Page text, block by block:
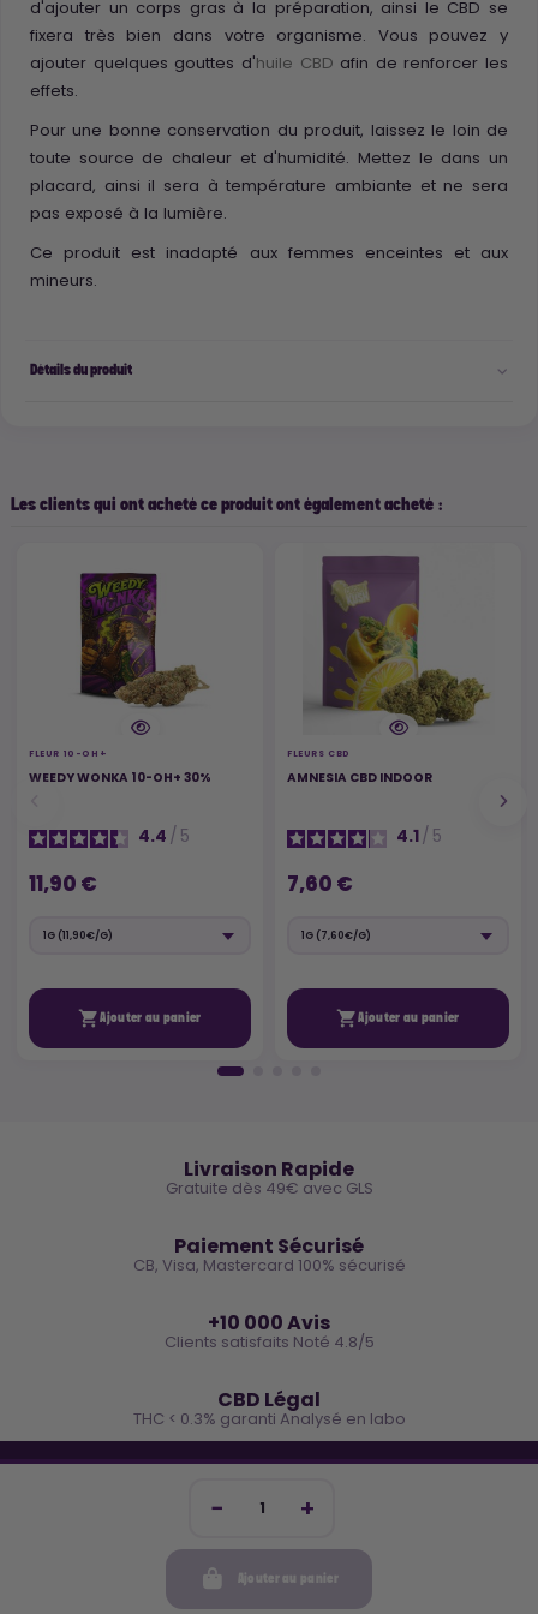
Ajouter au panier
d'ajouter un corps gras à la préparation, ainsi le CBD se
fixera très bien dans votre organisme. Vous pouvez y
ajouter quelques gouttes d'huile CBD afin de renforcer les
effets.
Pour une bonne conservation du produit, laissez le loin de
toute source de chaleur et d'humidité. Mettez le dans un
placard, ainsi il sera à température ambiante et ne sera
pas exposé à la lumière.
Ce produit est inadapté aux femmes enceintes et aux
mineurs.
Détails du produit
Les clients qui ont acheté ce produit ont également acheté :
FLEUR 10-OH+
WEEDY WONKA 10-OH+ 30%
4.4 / 5
11,90 €
Ajouter au panier
FLEURS CBD
AMNESIA CBD INDOOR
4.1/ 5
7,60 €
Ajouter au panier
Livraison Rapide
Gratuite dès 49€ avec GLS
Paiement Sécurisé
CB, Visa, Mastercard 100% sécurisé
+10 000 Avis
Clients satisfaits Noté 4.8/5
CBD Légal
THC < 0.3% garanti Analysé en labo
Inscris-toi et reçois -10€ sur ta prochaine commande